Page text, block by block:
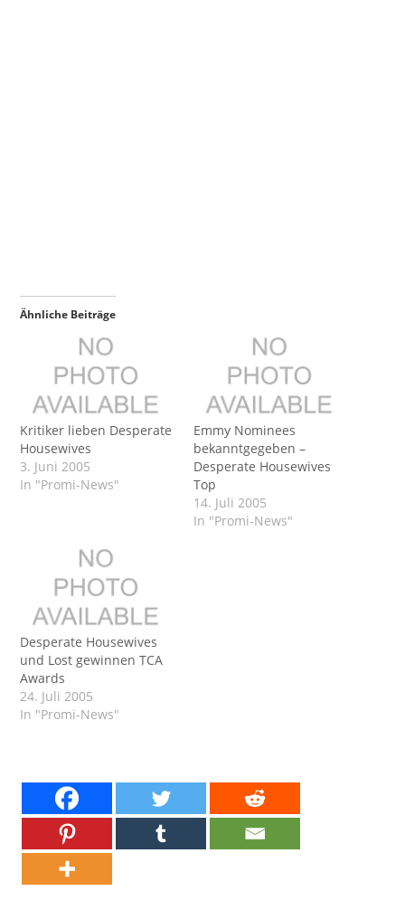
Ähnliche Beiträge
Kritiker lieben Desperate
Housewives
3. Juni 2005
In "Promi-News"
Emmy Nominees
bekanntgegeben –
Desperate Housewives
Top
14. Juli 2005
In "Promi-News"
Desperate Housewives
und Lost gewinnen TCA
Awards
24. Juli 2005
In "Promi-News"